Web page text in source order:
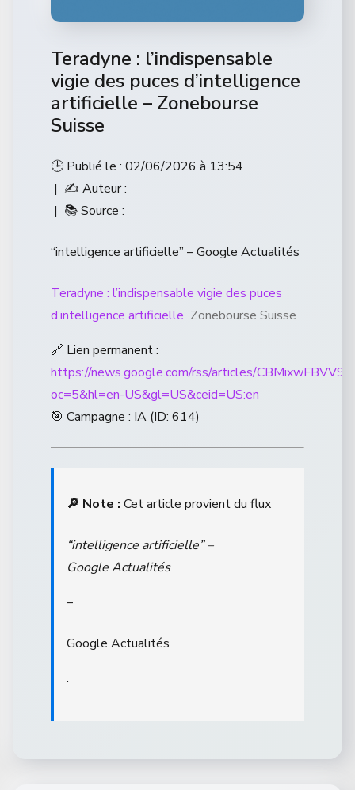
Teradyne : l’indispensable
vigie des puces d’intelligence
artificielle – Zonebourse
Suisse
🕒 Publié le : 02/06/2026 à 13:54
| ✍️ Auteur :
| 📚 Source :
“intelligence artificielle” – Google Actualités
Teradyne : l’indispensable vigie des puces
d’intelligence artificielle Zonebourse Suisse
🔗 Lien permanent :
https://news.google.com/rss/articles/
oc=5&hl=en-US&gl=US&ceid=US:en
🎯 Campagne : IA (ID: 614)
🔎 Note : Cet article provient du flux
“intelligence artificielle” –
Google Actualités
–
Google Actualités
.